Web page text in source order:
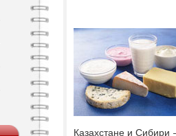
Казахстане и Сибири